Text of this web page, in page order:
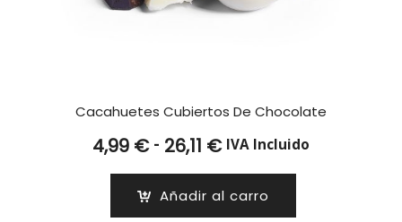
Cacahuetes Cubiertos De Chocolate
4,99 € - 26,11 €Rango
precios:
desde
IVA Incluido
Añadir al carro